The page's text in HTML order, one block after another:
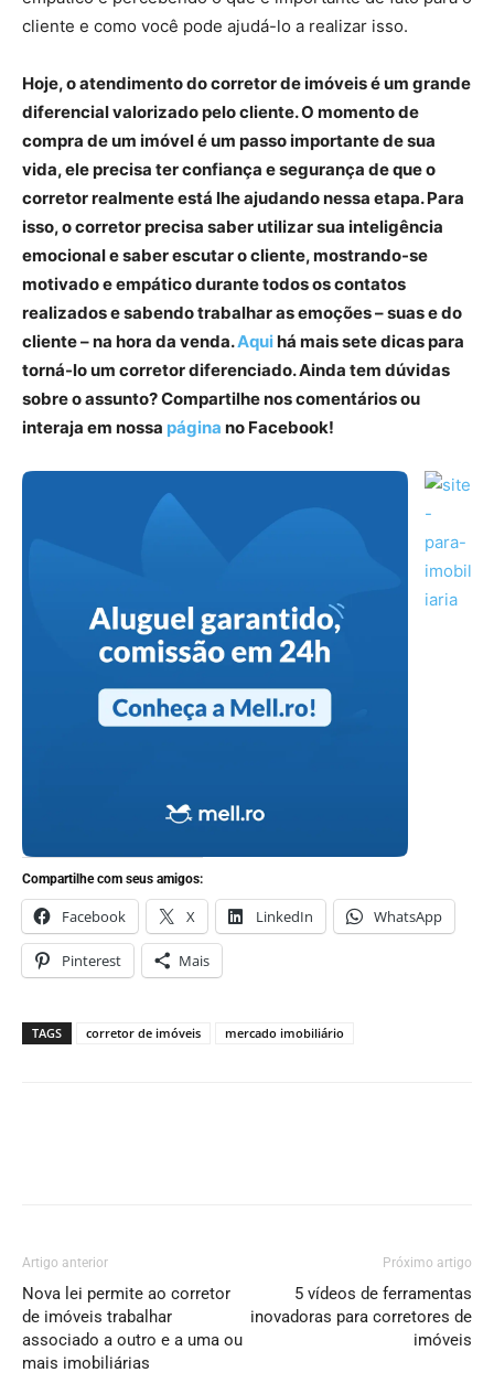
cliente e como você pode ajudá-lo a realizar isso.
Hoje, o atendimento do corretor de imóveis é um grande
diferencial valorizado pelo cliente. O momento de
compra de um imóvel é um passo importante de sua
vida, ele precisa ter confiança e segurança de que o
corretor realmente está lhe ajudando nessa etapa. Para
isso, o corretor precisa saber utilizar sua inteligência
emocional e saber escutar o cliente, mostrando-se
motivado e empático durante todos os contatos
realizados e sabendo trabalhar as emoções – suas e do
cliente – na hora da venda.Aquihá mais sete dicas para
torná-lo um corretor diferenciado. Ainda tem dúvidas
sobre o assunto? Compartilhe nos comentários ou
interaja em nossa página no Facebook!
Compartilhe com seus amigos:
Facebook X LinkedIn WhatsApp
Pinterest Mais
TAGS corretor de imóveis mercado imobiliário
Artigo anterior
Nova lei permite ao corretor
de imóveis trabalhar
associado a outro e a uma ou
mais imobiliárias
Próximo artigo
5 vídeos de ferramentas
inovadoras para corretores de
imóveis